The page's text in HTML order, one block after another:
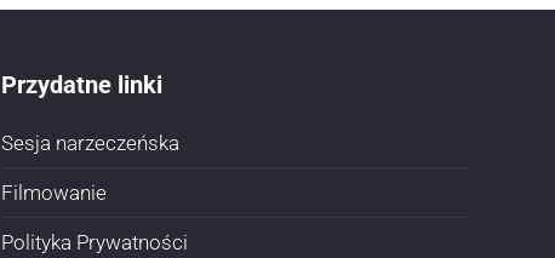
Przydatne linki
Sesja narzeczeńska
Filmowanie
Polityka Prywatności